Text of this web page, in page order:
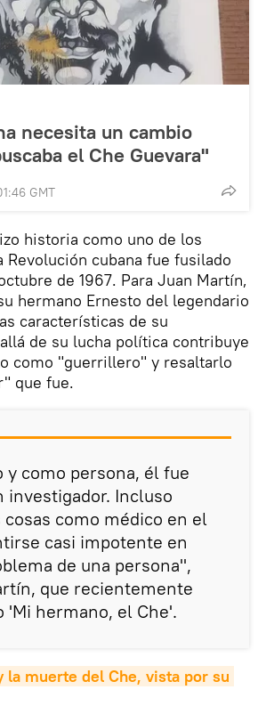
necesita un cambio
el Che Guevara"
GMT
historia como uno de los
Revolución cubana fue fusilado
de 1967. Para Juan Martín,
hermano Ernesto del legendario
características de su
de su lucha política contribuye
como "guerrillero" y resaltarlo
que fue.
y como persona, él fue
investigador. Incluso
como médico en el
casi impotente en
de una persona",
que recientemente
'Mi hermano, el Che'.
la muerte del Che, vista por su